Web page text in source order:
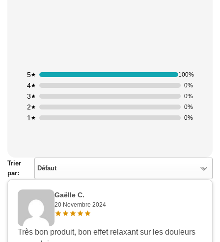
1 0%
2 0%
3 0%
4 0%
5 100%
Trier
par:
Défaut
Gaëlle C.
20 Novembre 2024
Très bon produit, bon effet relaxant sur les douleurs